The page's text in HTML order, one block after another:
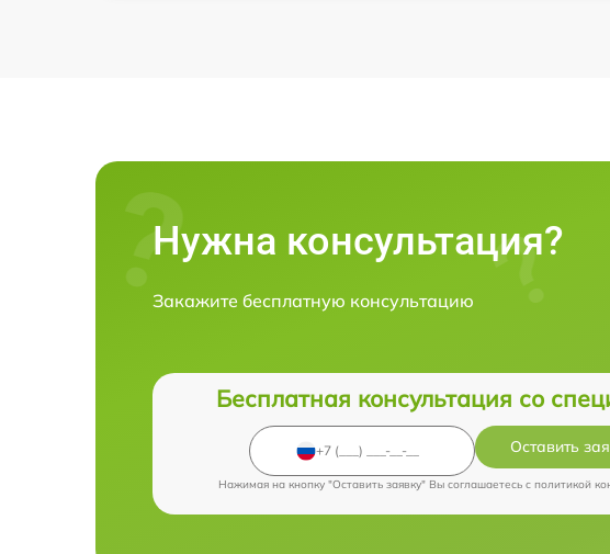
Нужна консультация?
Закажите бесплатную консультацию
Бесплатная консультация со
Оставить
Нажимая на кнопку "Оставить заявку" Вы соглашаетесь c политикой